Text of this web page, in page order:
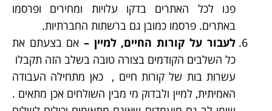
פנו לכל האתרים בדקו עלויות ומחירים ופרסמו
באתרים. פרסמו כמובן גם ברשתות החברתיות.
לעבור על קורות החיים, למיין – אם בצעתם את
כל השלבים הקודמים בצורה טובה בשלב הזה תקבלו
עשרות בות של קורות חיים , כאן מתחילה העבודה
האמיתית, למיין ולבדוק מי מבין השולחים אכן מתאים .